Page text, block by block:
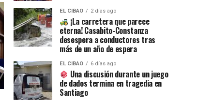
EL CIBAO 2 días ago
¡La carretera que parece
eterna! Casabito-Constanza
desespera a conductores tras
más de un año de espera
EL CIBAO 6 días ago
Una discusión durante un juego
de dados termina en tragedia en
Santiago